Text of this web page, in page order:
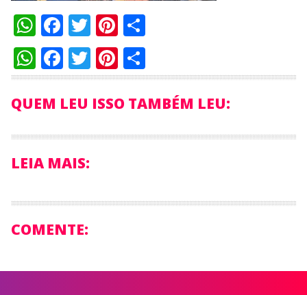
WhatsApp
Facebook
Twitter
Pinterest
Compartilhar
WhatsApp
Facebook
Twitter
Pinterest
Compartilhar
QUEM LEU ISSO TAMBÉM LEU:
LEIA MAIS:
COMENTE: